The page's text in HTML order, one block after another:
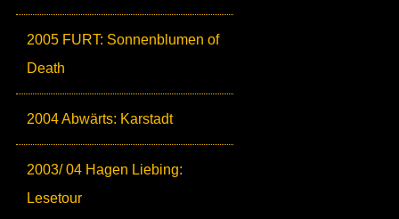
2005 FURT: Sonnenblumen of
Death
2004 Abwärts: Karstadt
2003/ 04 Hagen Liebing:
Lesetour